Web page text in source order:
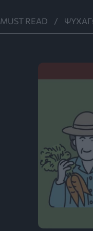
MUST READ